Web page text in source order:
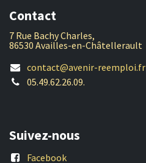
Contact
7 Rue Bachy Charles,
86530 Availles-en-Châtellerault
contact@avenir-reemploi.fr
05.49.62.26.09.
Suivez-nous
Facebook